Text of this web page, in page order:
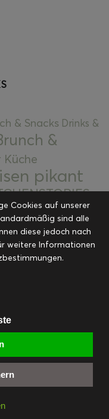
& Snacks Drinks &
&
Küche
pikant
Kuchen und
&
Ostern Resteküche
Startseite
EMAIL
Cookies auf unserer
sind alle
diese jedoch nach
weitere Informationen